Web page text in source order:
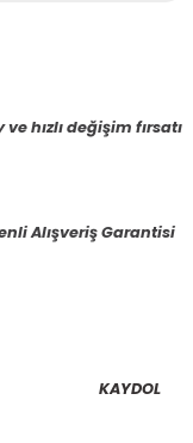
ve hızlı değişim fırsatı
Alışveriş Garantisi
KAYDOL